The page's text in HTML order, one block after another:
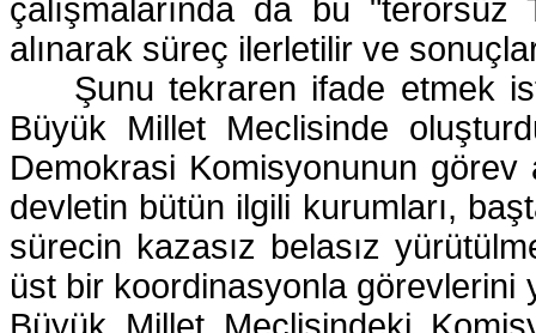
çalışmalarında da bu
alınarak süreç ilerletilir ve sonuçlar
Şunu tekraren ifade etmek
Büyük Millet Meclisinde
Demokrasi Komisyonunun görev
devletin bütün ilgili kurumları,
sürecin kazasız belasız
üst bir koordinasyonla görevlerini
Büyük Millet Meclisindeki